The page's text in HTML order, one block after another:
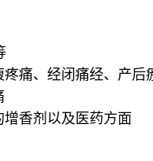
痛、经闭痛经、产
香剂以及医药方面